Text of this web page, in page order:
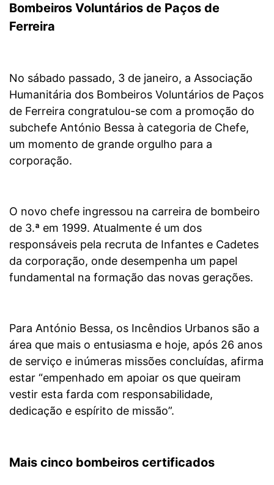
Bombeiros Voluntários de Paços de
Ferreira
No sábado passado, 3 de janeiro, a Associação
Humanitária dos Bombeiros Voluntários de Paços
de Ferreira congratulou-se com a promoção do
subchefe António Bessa à categoria de Chefe,
um momento de grande orgulho para a
corporação.
O novo chefe ingressou na carreira de bombeiro
de 3.ª em 1999. Atualmente é um dos
responsáveis pela recruta de Infantes e Cadetes
da corporação, onde desempenha um papel
fundamental na formação das novas gerações.
Para António Bessa, os Incêndios Urbanos são a
área que mais o entusiasma e hoje, após 26 anos
de serviço e inúmeras missões concluídas, afirma
estar “empenhado em apoiar os que queiram
vestir esta farda com responsabilidade,
dedicação e espírito de missão”.
Mais cinco bombeiros certificados